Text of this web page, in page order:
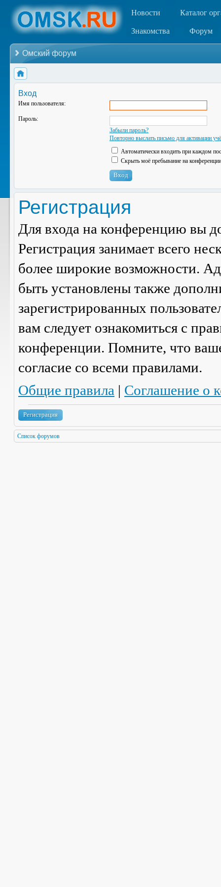
Новости Каталог
Знакомства Форум
Омский форум
Вход
Имя пользователя:
Пароль:
Забыли пароль?
Повторно выслать письмо для активации
Автоматически входить при каждом
Скрыть моё пребывание на
Регистрация
Для входа на конференцию вы
Регистрация занимает всего
более широкие возможности.
быть установлены также
зарегистрированных
вам следует ознакомиться с
конференции. Помните, что
согласие со всеми правилами.
Общие правила | Соглашение о
Регистрация
Список форумов